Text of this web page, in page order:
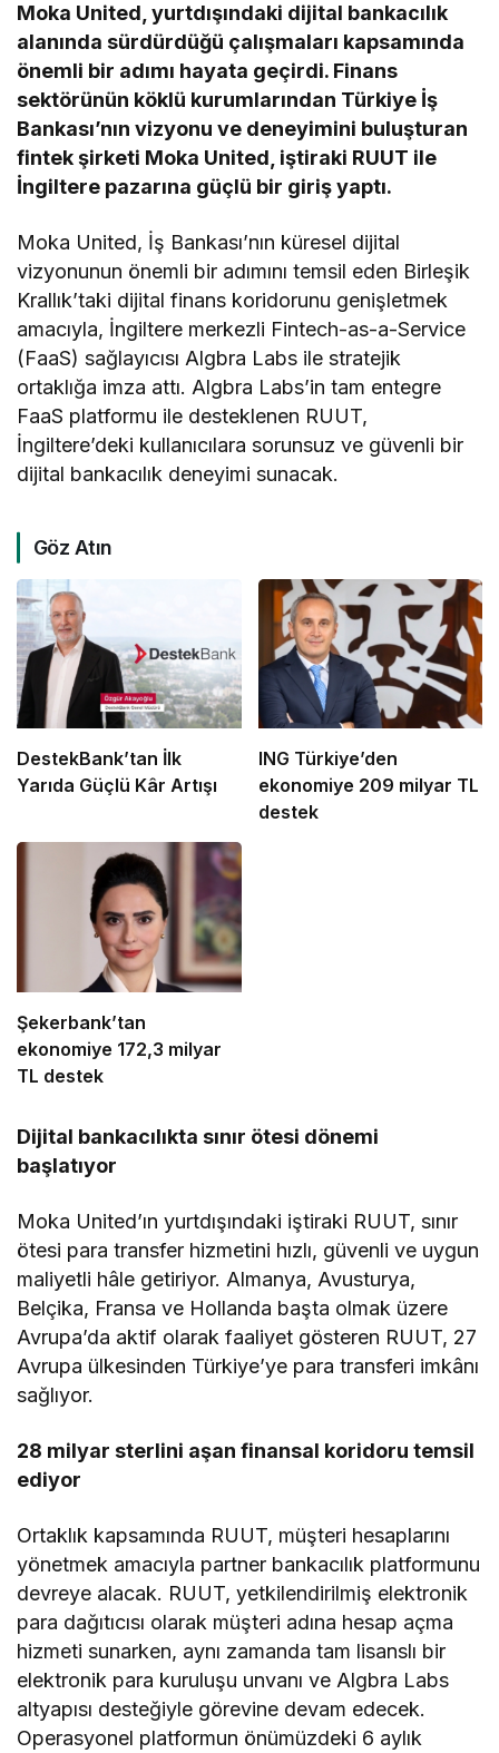
Moka United, yurtdışındaki dijital bankacılık
alanında sürdürdüğü çalışmaları kapsamında
önemli bir adımı hayata geçirdi. Finans
sektörünün köklü kurumlarından Türkiye İş
Bankası’nın vizyonu ve deneyimini buluşturan
fintek şirketi Moka United, iştiraki RUUT ile
İngiltere pazarına güçlü bir giriş yaptı.
Moka United, İş Bankası’nın küresel dijital
vizyonunun önemli bir adımını temsil eden Birleşik
Krallık’taki dijital finans koridorunu genişletmek
amacıyla, İngiltere merkezli Fintech-as-a-Service
(FaaS) sağlayıcısı Algbra Labs ile stratejik
ortaklığa imza attı. Algbra Labs’in tam entegre
FaaS platformu ile desteklenen RUUT,
İngiltere’deki kullanıcılara sorunsuz ve güvenli bir
dijital bankacılık deneyimi sunacak.
Göz Atın
DestekBank’tan İlk
Yarıda Güçlü Kâr Artışı
ING Türkiye’den
ekonomiye 209 milyar TL
destek
Şekerbank’tan
ekonomiye 172,3 milyar
TL destek
Dijital bankacılıkta sınır ötesi dönemi
başlatıyor
Moka United’ın yurtdışındaki iştiraki RUUT, sınır
ötesi para transfer hizmetini hızlı, güvenli ve uygun
maliyetli hâle getiriyor. Almanya, Avusturya,
Belçika, Fransa ve Hollanda başta olmak üzere
Avrupa’da aktif olarak faaliyet gösteren RUUT, 27
Avrupa ülkesinden Türkiye’ye para transferi imkânı
sağlıyor.
28 milyar sterlini aşan finansal koridoru temsil
ediyor
Ortaklık kapsamında RUUT, müşteri hesaplarını
yönetmek amacıyla partner bankacılık platformunu
devreye alacak. RUUT, yetkilendirilmiş elektronik
para dağıtıcısı olarak müşteri adına hesap açma
hizmeti sunarken, aynı zamanda tam lisanslı bir
elektronik para kuruluşu unvanı ve Algbra Labs
altyapısı desteğiyle görevine devam edecek.
Operasyonel platformun önümüzdeki 6 aylık